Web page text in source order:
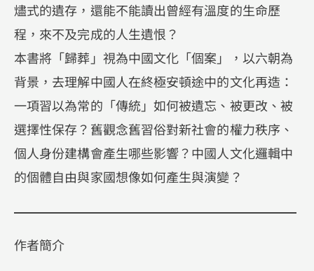
燼式的遺存，還能不能讀出曾經有溫度的生命歷
程，來不及完成的人生遺恨？
本書將「歸葬」視為中國文化「個案」，以六朝為
背景，去理解中國人在終極安頓途中的文化再造：
一項習以為常的「傳統」如何被遺忘、被更改、被
選擇性保存？舊觀念舊習俗對新社會的權力秩序、
個人身份建構會產生哪些影響？中國人文化邏輯中
的個體自由與家國想像如何產生與演變？
作者簡介